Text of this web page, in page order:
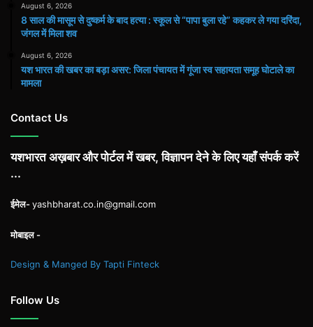
August 6, 2026
8 साल की मासूम से दुष्कर्म के बाद हत्या : स्कूल से “पापा बुला रहे” कहकर ले गया दरिंदा,
जंगल में मिला शव
August 6, 2026
यश भारत की खबर का बड़ा असर: जिला पंचायत में गूंजा स्व सहायता समूह घोटाले का
मामला
Contact Us
यशभारत अख़बार और पोर्टल में खबर, विज्ञापन देने के लिए यहाँ संपर्क करें
...
ईमेल-yashbharat.co.in@gmail.com
मोबाइल -
Design & Manged By Tapti Finteck
Follow Us